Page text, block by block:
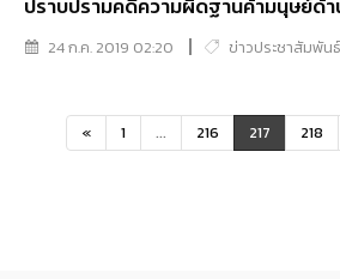
ปราบปรามคดีความผิดฐานค้ามนุษย์ด้า
24 ก.ค. 2019 02:20 ข่าวประชาสัมพัน
« 1 ... 216 217 218